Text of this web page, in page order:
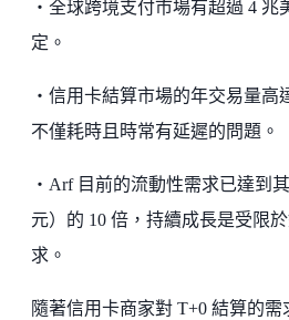
・全球跨境支付市場有超過 4
定。
・信用卡結算市場的年交易量
不僅耗時且時常有延遲的問題。
・Arf 目前的流動性需求已達到
元）的 10 倍，持續成長是受限
求。
隨著信用卡商家對 T+0 結算的